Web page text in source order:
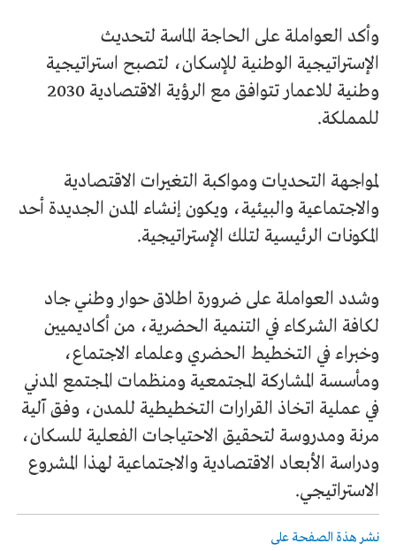
وأكد العواملة على الحاجة الماسة لتحديث
الإستراتيجية الوطنية للإسكان، لتصبح استراتيجية
وطنية للاعمار تتوافق مع الرؤية الاقتصادية 2030
للمملكة.
لمواجهة التحديات ومواكبة التغيرات الاقتصادية
والاجتماعية والبيئية، ويكون إنشاء المدن الجديدة أحد
المكونات الرئيسية لتلك الإستراتيجية.
وشدد العواملة على ضرورة اطلاق حوار وطني جاد
لكافة الشركاء في التنمية الحضرية، من أكاديميين
وخبراء في التخطيط الحضري وعلماء الاجتماع،
ومأسسة المشاركة المجتمعية ومنظمات المجتمع المدني
في عملية اتخاذ القرارات التخطيطية للمدن، وفق آلية
مرنة ومدروسة لتحقيق الاحتياجات الفعلية للسكان،
ودراسة الأبعاد الاقتصادية والاجتماعية لهذا المشروع
الاستراتيجي.
نشر هذة الصفحة على